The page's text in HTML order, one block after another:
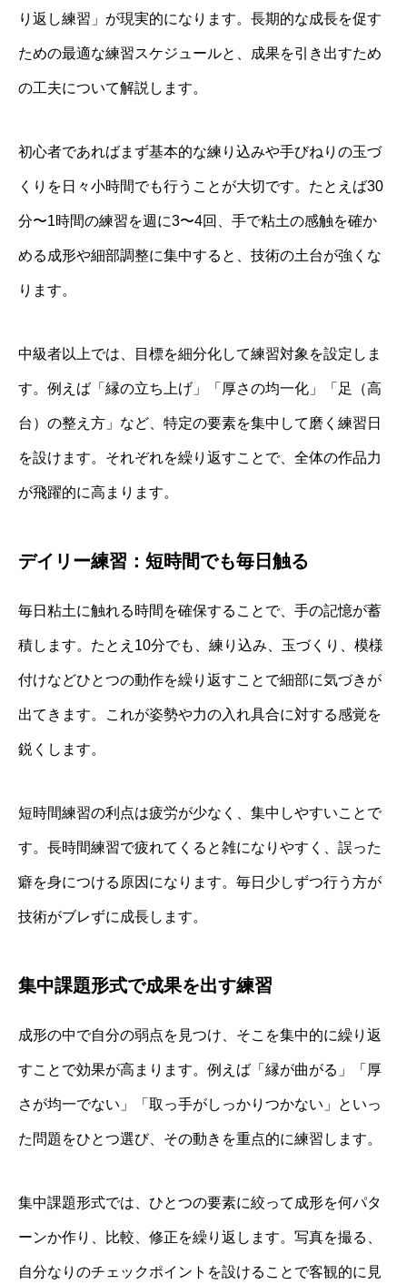
り返し練習」が現実的になります。長期的な成長を促す
ための最適な練習スケジュールと、成果を引き出すため
の工夫について解説します。
初心者であればまず基本的な練り込みや手びねりの玉づ
くりを日々小時間でも行うことが大切です。たとえば30
分〜1時間の練習を週に3〜4回、手で粘土の感触を確か
める成形や細部調整に集中すると、技術の土台が強くな
ります。
中級者以上では、目標を細分化して練習対象を設定しま
す。例えば「縁の立ち上げ」「厚さの均一化」「足（高
台）の整え方」など、特定の要素を集中して磨く練習日
を設けます。それぞれを繰り返すことで、全体の作品力
が飛躍的に高まります。
デイリー練習：短時間でも毎日触る
毎日粘土に触れる時間を確保することで、手の記憶が蓄
積します。たとえ10分でも、練り込み、玉づくり、模様
付けなどひとつの動作を繰り返すことで細部に気づきが
出てきます。これが姿勢や力の入れ具合に対する感覚を
鋭くします。
短時間練習の利点は疲労が少なく、集中しやすいことで
す。長時間練習で疲れてくると雑になりやすく、誤った
癖を身につける原因になります。毎日少しずつ行う方が
技術がブレずに成長します。
集中課題形式で成果を出す練習
成形の中で自分の弱点を見つけ、そこを集中的に繰り返
すことで効果が高まります。例えば「縁が曲がる」「厚
さが均一でない」「取っ手がしっかりつかない」といっ
た問題をひとつ選び、その動きを重点的に練習します。
集中課題形式では、ひとつの要素に絞って成形を何パタ
ーンか作り、比較、修正を繰り返します。写真を撮る、
自分なりのチェックポイントを設けることで客観的に見